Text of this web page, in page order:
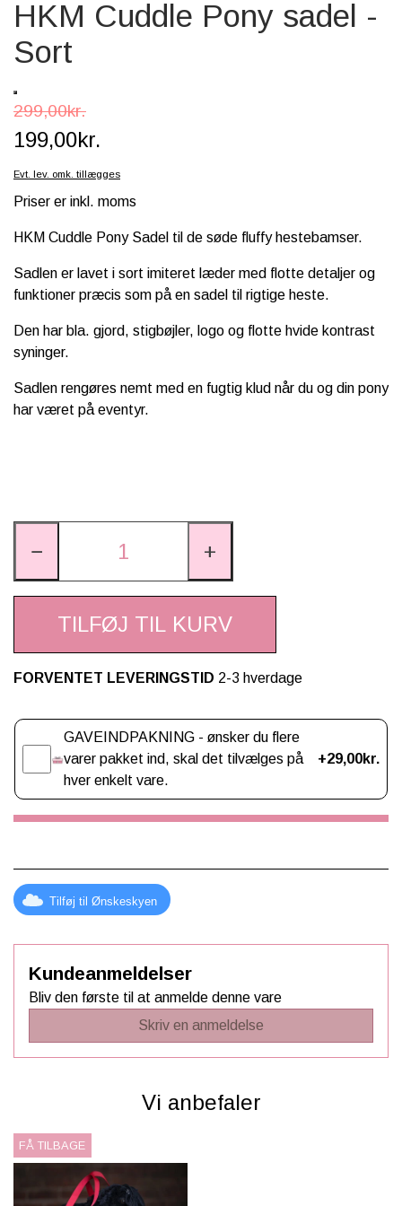
SCHLEICH® HEST & TILBEHØR
HKM Cuddle Pony sadel -
Sort
299,00kr.
199,00kr.
Evt. lev. omk. tillægges
Priser er inkl. moms
HKM Cuddle Pony Sadel til de søde fluffy hestebamser.
Sadlen er lavet i sort imiteret læder med flotte detaljer og
funktioner præcis som på en sadel til rigtige heste.
Den har bla. gjord, stigbøjler, logo og flotte hvide kontrast
syninger.
Sadlen rengøres nemt med en fugtig klud når du og din pony
har været på eventyr.
− +
TILFØJ TIL KURV
FORVENTET LEVERINGSTID 2-3 hverdage
GAVEINDPAKNING - ønsker du flere
varer pakket ind, skal det tilvælges på
hver enkelt vare.
+29,00kr.
Tilføj til Ønskeskyen
Kundeanmeldelser
Bliv den første til at anmelde denne vare
Skriv en anmeldelse
Vi anbefaler
FÅ TILBAGE